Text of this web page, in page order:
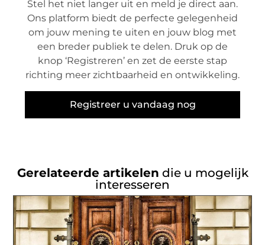
Stel het niet langer uit en meld je direct aan.
Ons platform biedt de perfecte gelegenheid
om jouw mening te uiten en jouw blog met
een breder publiek te delen. Druk op de
knop ‘Registreren’ en zet de eerste stap
richting meer zichtbaarheid en ontwikkeling.
Registreer u vandaag nog
Gerelateerde artikelen die u mogelijk
interesseren